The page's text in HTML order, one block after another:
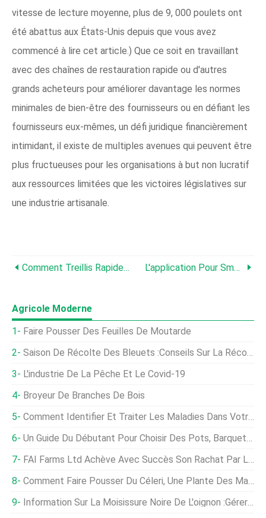
vitesse de lecture moyenne, plus de 9, 000 poulets ont
été abattus aux États-Unis depuis que vous avez
commencé à lire cet article.) Que ce soit en travaillant
avec des chaînes de restauration rapide ou d'autres
grands acheteurs pour améliorer davantage les normes
minimales de bien-être des fournisseurs ou en défiant les
fournisseurs eux-mêmes, un défi juridique financièrement
intimidant, il existe de multiples avenues qui peuvent être
plus fructueuses pour les organisations à but non lucratif
aux ressources limitées que les victoires législatives sur
une industrie artisanale.
Comment Treillis Rapidement Des Tomates Avec Un Tissage De Floride L'application Pour Smartphone Espère Être Le « Shazam Pour Les Plantes »
Agricole Moderne
Faire Pousser Des Feuilles De Moutarde
Saison De Récolte Des Bleuets :conseils Sur La Récolte Des Bleuets
L'industrie De La Pêche Et Le Covid-19
Broyeur De Branches De Bois
Comment Identifier Et Traiter Les Maladies Dans Votre Pisciculture
Un Guide Du Débutant Pour Choisir Des Pots, Barquettes Ou Plateaux Pour Élever Des Semis
FAI Farms Ltd Achève Avec Succès Son Rachat Par La Direction
Comment Faire Pousser Du Céleri, Une Plante Des Marais Devenue Végétarienne Savoureuse
Information Sur La Moisissure Noire De L'oignon :gérer La Moisissure Noire Sur Les Oignons